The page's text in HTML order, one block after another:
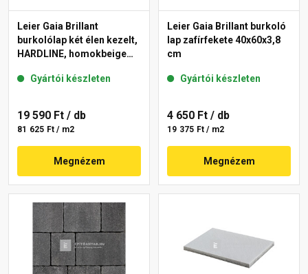
Leier Gaia Brillant
burkolólap két élen kezelt,
HARDLINE, homokbeige
Gyártói készleten
19 590 Ft / db
81 625 Ft / m2
Megnézem
Leier Gaia Brillant burkoló
lap zafírfekete 40x60x3,8
cm
Gyártói készleten
4 650 Ft / db
19 375 Ft / m2
Megnézem